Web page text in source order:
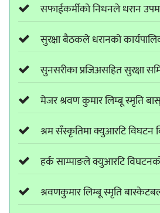
सफाईकर्मीको निधनले धरान
सुरक्षा बैठकले धरानको
सुनसरीका प्रजिअसहित सुरक्षा
मेजर श्रवण कुमार लिम्बू स्मृति
श्रम सँस्कृतिमा क्युआरटि विघटन
हर्क साम्पाङले क्युआरटि
श्रवणकुमार लिम्बू स्मृति